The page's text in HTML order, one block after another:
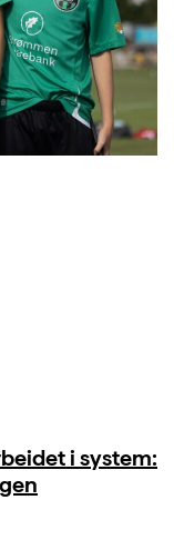
i system: